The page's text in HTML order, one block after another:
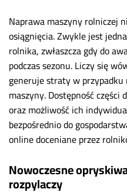
Naprawa maszyny rolniczej
osiągnięcia. Zwykle jest
rolnika, zwłaszcza gdy do
podczas sezonu. Liczy się
generuje straty w
maszyny. Dostępność
oraz możliwość ich
bezpośrednio do
online doceniane przez
Nowoczesne
rozpylaczy